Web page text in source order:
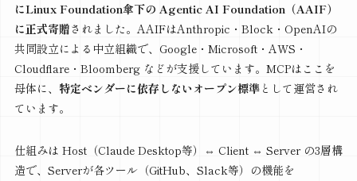
にLinux Foundation傘下の Agentic AI Foundation（AAIF）
に正式寄贈されました。AAIFはAnthropic・Block・OpenAIの
共同設立による中立組織で、Google・Microsoft・AWS・
Cloudflare・Bloomberg などが支援しています。MCPはここを
母体に、 特定ベンダーに依存しないオープン標準として運営され
ています。
仕組みは Host（Claude Desktop等）⇔ Client ⇔ Server の3層構
造で、Serverが各ツール（GitHub、Slack等）の機能を